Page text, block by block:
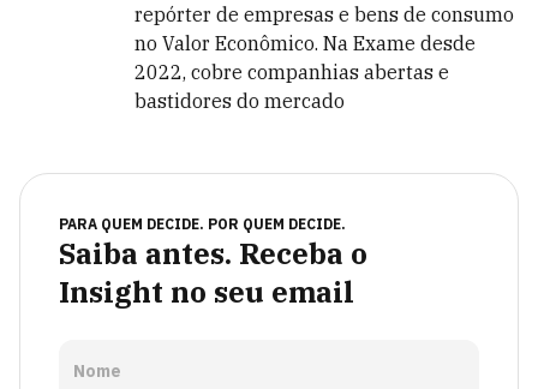
repórter de empresas e bens de consumo
no Valor Econômico. Na Exame desde
2022, cobre companhias abertas e
bastidores do mercado
PARA QUEM DECIDE. POR QUEM DECIDE.
Saiba antes. Receba o
Insight no seu email
Nome